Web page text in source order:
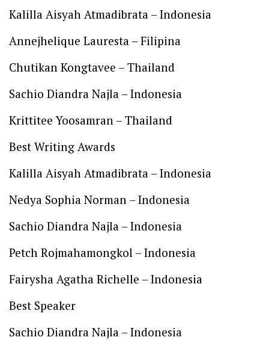
Kalilla Aisyah Atmadibrata – Indonesia
Annejhelique Lauresta – Filipina
Chutikan Kongtavee – Thailand
Sachio Diandra Najla – Indonesia
Krittitee Yoosamran – Thailand
Best Writing Awards
Kalilla Aisyah Atmadibrata – Indonesia
Nedya Sophia Norman – Indonesia
Sachio Diandra Najla – Indonesia
Petch Rojmahamongkol – Indonesia
Fairysha Agatha Richelle – Indonesia
Best Speaker
Sachio Diandra Najla – Indonesia